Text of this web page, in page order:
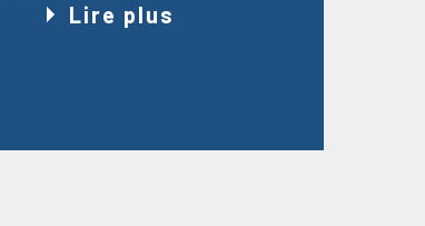
fil des années,
Lire plus